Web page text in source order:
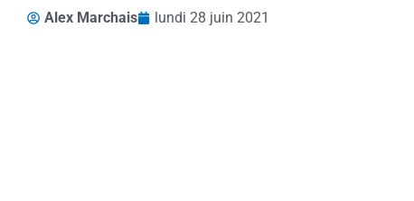
Alex Marchais lundi 28 juin 2021